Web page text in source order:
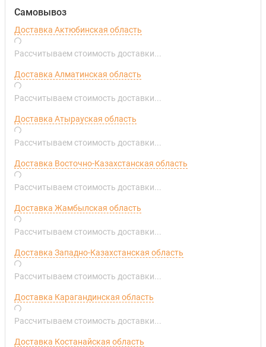
Самовывоз
Доставка Актюбинская область
Рассчитываем стоимость доставки...
Доставка Алматинская область
Рассчитываем стоимость доставки...
Доставка Атырауская область
Рассчитываем стоимость доставки...
Доставка Восточно-Казахстанская область
Рассчитываем стоимость доставки...
Доставка Жамбылская область
Рассчитываем стоимость доставки...
Доставка Западно-Казахстанская область
Рассчитываем стоимость доставки...
Доставка Карагандинская область
Рассчитываем стоимость доставки...
Доставка Костанайская область